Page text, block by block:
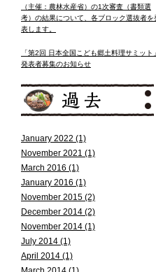
（主催：農林水産省）の1次審査（書類選
考）の結果について、各ブロック選抜者を
表します。
「第2回 日本全国こども郷土料理サミット」
発表者募集のお知らせ
January 2022 (1)
November 2021 (1)
March 2016 (1)
January 2016 (1)
November 2015 (2)
December 2014 (2)
November 2014 (1)
July 2014 (1)
April 2014 (1)